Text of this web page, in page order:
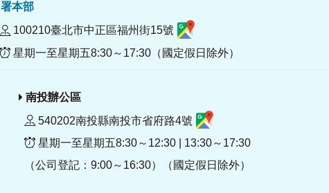
署本部
100210臺北市中正區福州街15號
星期一至星期五8:30～17:30（國定假日除外）
南投辦公區
540202南投縣南投市省府路4號
星期一至星期五8:30～12:30 | 13:30～17:30
（公司登記：9:00～16:30）（國定假日除外）